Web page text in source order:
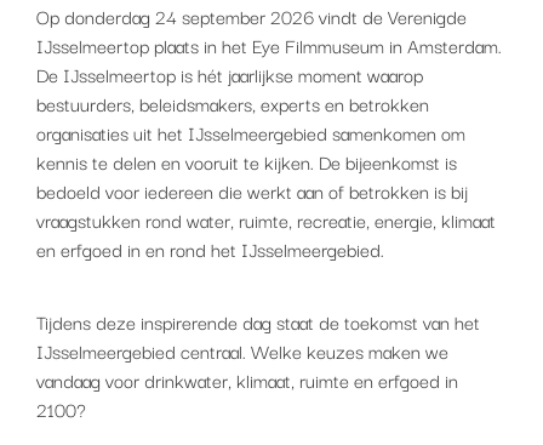
Op donderdag 24 september 2026 vindt de Verenigde
IJsselmeertop plaats in het Eye Filmmuseum in Amsterdam.
De IJsselmeertop is hét jaarlijkse moment waarop
bestuurders, beleidsmakers, experts en betrokken
organisaties uit het IJsselmeergebied samenkomen om
kennis te delen en vooruit te kijken. De bijeenkomst is
bedoeld voor iedereen die werkt aan of betrokken is bij
vraagstukken rond water, ruimte, recreatie, energie, klimaat
en erfgoed in en rond het IJsselmeergebied.
Tijdens deze inspirerende dag staat de toekomst van het
IJsselmeergebied centraal. Welke keuzes maken we
vandaag voor drinkwater, klimaat, ruimte en erfgoed in
2100?